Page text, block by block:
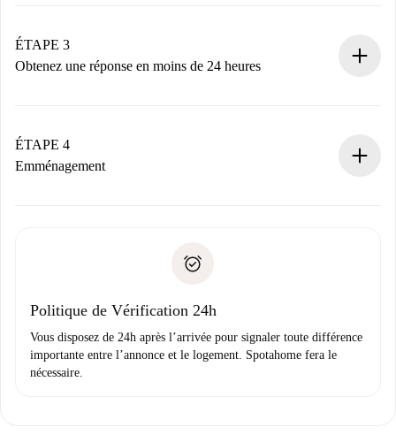
Nous ne vous facturerons rien tant que le propriétaire
n’aura pas accepté.
ÉTAPE 3
Obtenez une réponse en moins de 24 heures
contact avec le propriétaire.
Si refusé : aucun prélèvement et nous vous proposerons
Justificatif de solvabilité
ÉTAPE 4
Emménagement
uniquement si aucun problème n'est signalé.
Politique de Vérification 24h
Vous disposez de 24h après l’arrivée pour signaler toute différence
importante entre l’annonce et le logement. Spotahome fera le
nécessaire.